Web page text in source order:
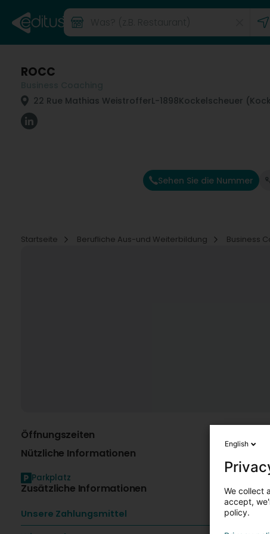
ROCC
22 Rue Mathias WeistrofferL-1898Kockelscheuer
Sehen Sie die Nummer
Startseite
Berufliche Aus-und Weiterbildung Business
Öffnungszeiten
Nützliche Informationen
Parkplatz
Zusätzliche Informationen
Unsere Zahlungsmittel
English
We collect
accept,
policy.